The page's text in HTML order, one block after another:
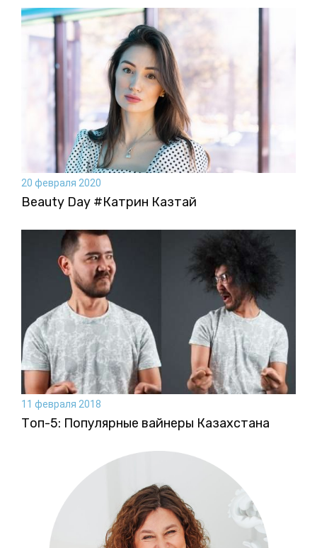
20 февраля 2020
Beauty Day #Катрин Казтай
11 февраля 2018
Топ-5: Популярные вайнеры Казахстана